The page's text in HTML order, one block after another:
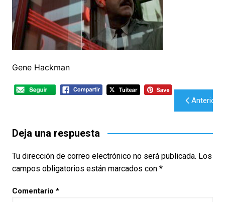
Gene Hackman
Navegación
entradas
Anterior
Deja una respuesta
Tu dirección de correo electrónico no será publicada. Los
campos obligatorios están marcados con *
Comentario *